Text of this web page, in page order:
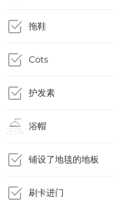
拖鞋
Cots
护发素
浴帽
铺设了地毯的地板
刷卡进门